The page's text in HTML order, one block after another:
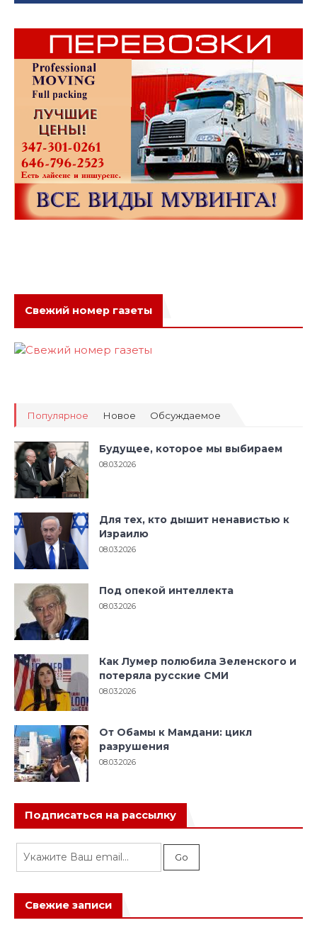
Свежий номер газеты
Популярное Новое Обсуждаемое
Будущее, которое мы выбираем
08.03.2026
Для тех, кто дышит ненавистью к
Израилю
08.03.2026
Под опекой интеллекта
08.03.2026
Как Лумер полюбила Зеленского и
потеряла русские СМИ
08.03.2026
От Обамы к Мамдани: цикл
разрушения
08.03.2026
Подписаться на рассылку
Свежие записи